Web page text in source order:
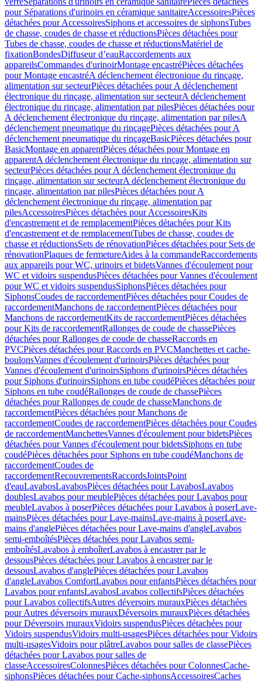
pour Séparations d'urinoirs en céramique sanitaireAccessoiresPièces
détachées pour AccessoiresSiphons et accessoires de siphonsTubes
de chasse, coudes de chasse et réductionsPièces détachées pour
Tubes de chasse, coudes de chasse et réductionsMatériel de
fixationBondesDiffuseur d’eauRaccordements aux
appareilsCommandes d'urinoirMontage encastréPièces détachées
pour Montage encastréA déclenchement électronique du rinçage,
alimentation sur secteurPièces détachées pour A déclenchement
électronique du rinçage, alimentation sur secteurA déclenchement
électronique du rinçage, alimentation par pilesPièces détachées pour
A déclenchement électronique du rinçage, alimentation par pilesA
déclenchement pneumatique du rinçagePièces détachées pour A
déclenchement pneumatique du rinçageBasicPièces détachées pour
BasicMontage en apparentPièces détachées pour Montage en
apparentA déclenchement électronique du rinçage, alimentation sur
secteurPièces détachées pour A déclenchement électronique du
rinçage, alimentation sur secteurA déclenchement électronique du
rinçage, alimentation par pilesPièces détachées pour A
déclenchement électronique du rinçage, alimentation par
pilesAccessoiresPièces détachées pour AccessoiresKits
d'encastrement et de remplacementPièces détachées pour Kits
d'encastrement et de remplacementTubes de chasse, coudes de
chasse et réductionsSets de rénovationPièces détachées pour Sets de
rénovationPlaques de fermetureAides à la commandeRaccordements
aux appareils pour WC, urinoirs et bidetsVannes d'écoulement pour
WC et vidoirs suspendusPièces détachées pour Vannes d'écoulement
pour WC et vidoirs suspendusSiphonsPièces détachées pour
SiphonsCoudes de raccordementPièces détachées pour Coudes de
raccordementManchons de raccordementPièces détachées pour
Manchons de raccordementKits de raccordementPièces détachées
pour Kits de raccordementRallonges de coude de chassePièces
détachées pour Rallonges de coude de chasseRaccords en
PVCPièces détachées pour Raccords en PVCManchettes et cache-
boulonsVannes d'écoulement d'urinoirsPièces détachées pour
Vannes d'écoulement d'urinoirsSiphons d'urinoirsPièces détachées
pour Siphons d'urinoirsSiphons en tube coudéPièces détachées pour
Siphons en tube coudéRallonges de coude de chassePièces
détachées pour Rallonges de coude de chasseManchons de
raccordementPièces détachées pour Manchons de
raccordementCoudes de raccordementPièces détachées pour Coudes
de raccordementManchettesVannes d'écoulement pour bidetsPièces
détachées pour Vannes d'écoulement pour bidetsSiphons en tube
coudéPièces détachées pour Siphons en tube coudéManchons de
raccordementCoudes de
raccordementRecouvrementsRaccordsJointsPoint
d'eauLavabosLavabosPièces détachées pour LavabosLavabos
doublesLavabos pour meublePièces détachées pour Lavabos pour
meubleLavabos à poserPièces détachées pour Lavabos à poserLave-
mainsPièces détachées pour Lave-mainsLave-mains à poserLave-
mains d'anglePièces détachées pour Lave-mains d'angleLavabos
semi-emboîtésPièces détachées pour Lavabos semi-
emboîtésLavabos à emboîterLavabos à encastrer par le
dessousPièces détachées pour Lavabos à encastrer par le
dessousLavabos d'anglePièces détachées pour Lavabos
d'angleLavabos ComfortLavabos pour enfantsPièces détachées pour
Lavabos pour enfantsLavabosLavabos collectifsPièces détachées
pour Lavabos collectifsAutres déversoirs murauxPièces détachées
pour Autres déversoirs murauxDéversoirs murauxPièces détachées
pour Déversoirs murauxVidoirs suspendusPièces détachées pour
Vidoirs suspendusVidoirs multi-usagesPièces détachées pour Vidoirs
multi-usagesVidoirs pour plâtreLavabos pour salles de classePièces
détachées pour Lavabos pour salles de
classeAccessoiresColonnesPièces détachées pour ColonnesCache-
siphonsPièces détachées pour Cache-siphonsAccessoiresCaches